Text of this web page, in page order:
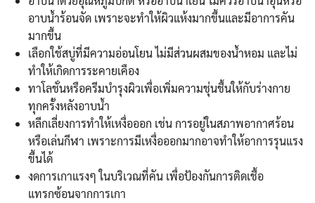
Search
for:
Search
อาบน้ำร้อนจัด เพราะจะทำให้ผิวแห้งมากขึ้นและมีอาการคัน
มากขึ้น
เลือกใช้สบู่ที่มีความอ่อนโยน ไม่มีส่วนผสมของน้ำหอม และไม่
ทำให้เกิดการระคายเคือง
ทาโลชั่นหรือครีมบำรุงผิวเพื่อเพิ่มความชุ่นชื้นให้กับร่างกาย
ทุกครั้งหลังอาบน้ำ
หลีกเลี่ยงการทำให้เหงื่อออก เช่น การอยู่ในสภาพอากาศร้อน
หรือเล่นกีฬา เพราะการมีเหงื่อออกมากอาจทำให้อาการรุนแรง
ขึ้นได้
งดการเกาแรงๆ ในบริเวณที่คัน เพื่อป้องกันการติดเชื้อ
แทรกซ้อนจากการเกา